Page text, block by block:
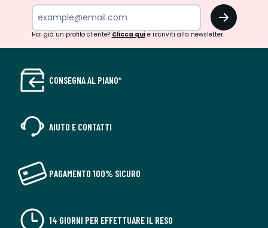
OK
Hai già un profilo cliente?Clicca quie iscriviti alla newsletter.
CONSEGNA AL PIANO*
AIUTO E CONTATTI
PAGAMENTO 100% SICURO
14 GIORNI PER EFFETTUARE IL RESO